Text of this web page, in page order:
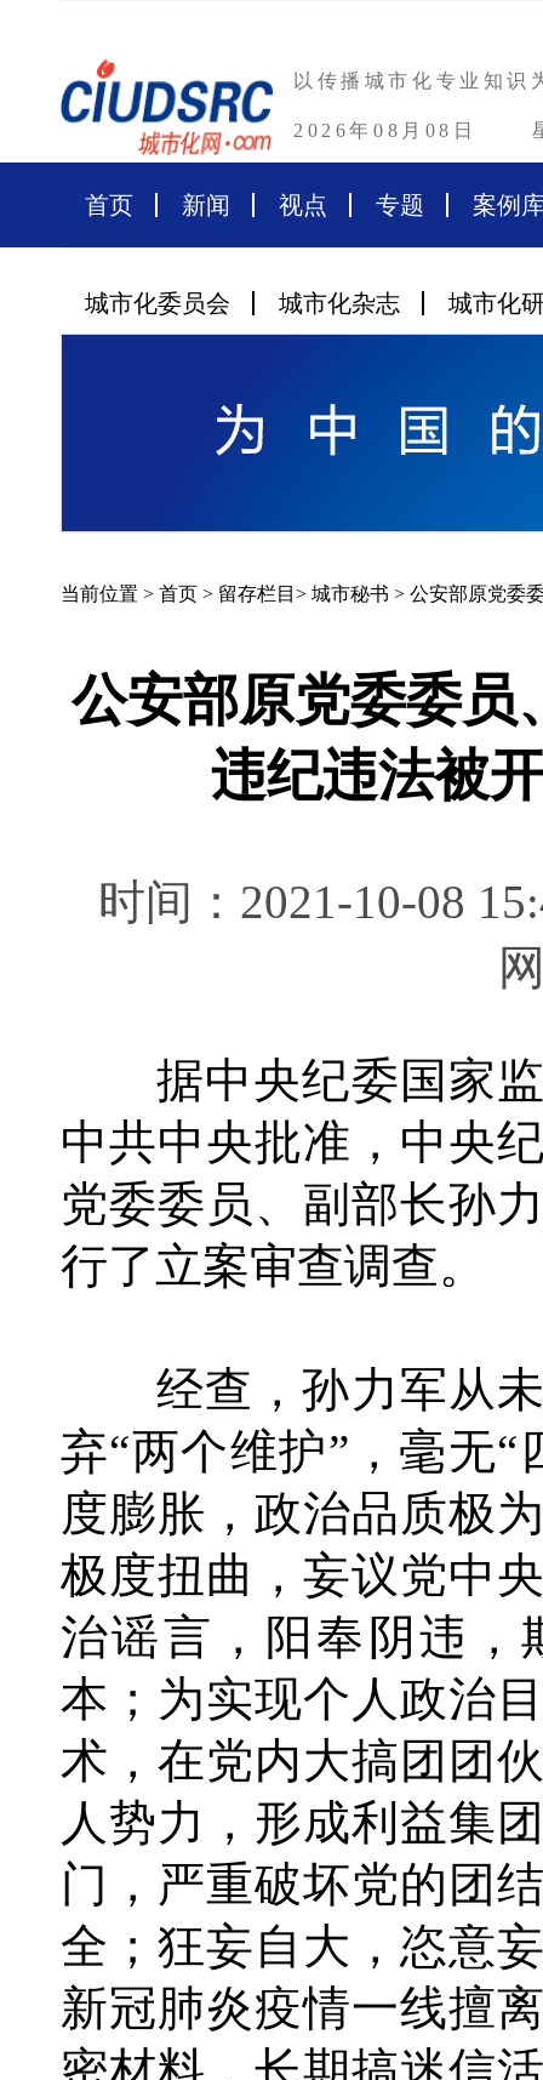
以传播城市化专业知识
2026年08月08日
首页 新闻 视点 专题 案例
城市化委员会 城市化杂志 城市化
当前位置 > 首页 > 留存栏目 > 城市秘书 > 公安部原党委
公安部原党委委员
违纪违法被
时间：2021-10-08
据中央纪委国家监
中共中央批准，中央
党委委员、副部长孙
行了立案审查调查。
经查，孙力军从未
弃“两个维护”，毫无
度膨胀，政治品质极
极度扭曲，妄议党中
治谣言，阳奉阴违，
本；为实现个人政治
术，在党内大搞团团
人势力，形成利益集
门，严重破坏党的团
全；狂妄自大，恣意
新冠肺炎疫情一线擅